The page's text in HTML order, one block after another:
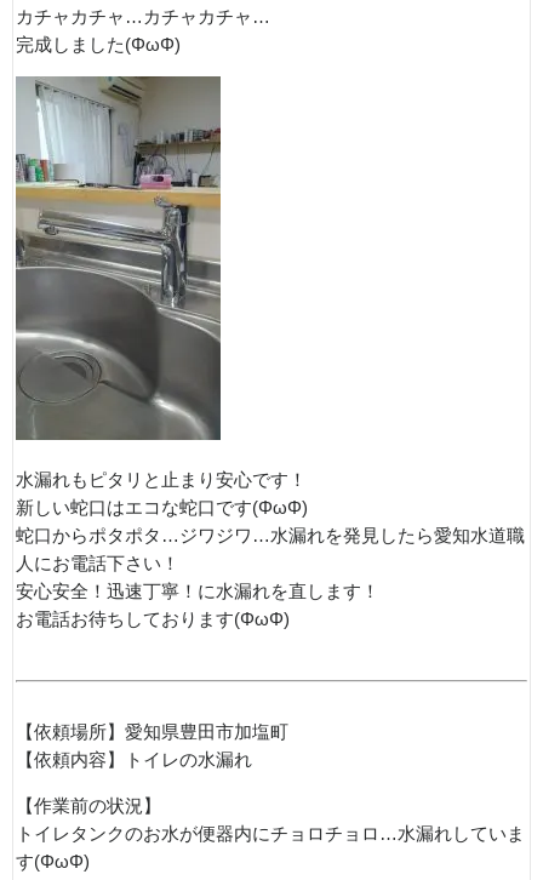
カチャカチャ…カチャカチャ…
完成しました(ΦωΦ)
水漏れもピタリと止まり安心です！
新しい蛇口はエコな蛇口です(ΦωΦ)
蛇口からポタポタ…ジワジワ…水漏れを発見したら愛知水道職
人にお電話下さい！
安心安全！迅速丁寧！に水漏れを直します！
お電話お待ちしております(ΦωΦ)
【依頼場所】愛知県豊田市加塩町
【依頼内容】トイレの水漏れ
【作業前の状況】
トイレタンクのお水が便器内にチョロチョロ…水漏れしていま
す(ΦωΦ)